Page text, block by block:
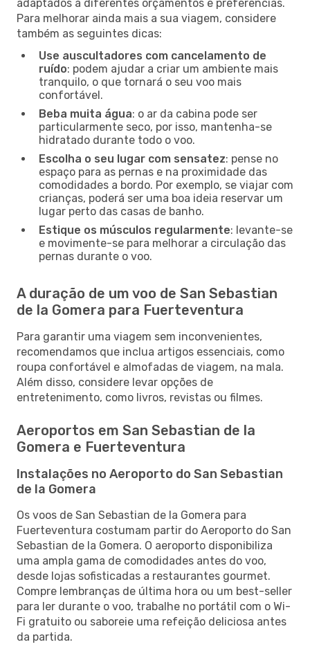
adaptados a diferentes orçamentos e preferências.
Para melhorar ainda mais a sua viagem, considere
também as seguintes dicas:
Use auscultadores com cancelamento de
ruído: podem ajudar a criar um ambiente mais
tranquilo, o que tornará o seu voo mais
confortável.
Beba muita água: o ar da cabina pode ser
particularmente seco, por isso, mantenha-se
hidratado durante todo o voo.
Escolha o seu lugar com sensatez: pense no
espaço para as pernas e na proximidade das
comodidades a bordo. Por exemplo, se viajar com
crianças, poderá ser uma boa ideia reservar um
lugar perto das casas de banho.
Estique os músculos regularmente: levante-se
e movimente-se para melhorar a circulação das
pernas durante o voo.
A duração de um voo de San Sebastian
de la Gomera para Fuerteventura
Para garantir uma viagem sem inconvenientes,
recomendamos que inclua artigos essenciais, como
roupa confortável e almofadas de viagem, na mala.
Além disso, considere levar opções de
entretenimento, como livros, revistas ou filmes.
Aeroportos em San Sebastian de la
Gomera e Fuerteventura
Instalações no Aeroporto do San Sebastian
de la Gomera
Os voos de San Sebastian de la Gomera para
Fuerteventura costumam partir do Aeroporto do San
Sebastian de la Gomera. O aeroporto disponibiliza
uma ampla gama de comodidades antes do voo,
desde lojas sofisticadas a restaurantes gourmet.
Compre lembranças de última hora ou um best-seller
para ler durante o voo, trabalhe no portátil com o Wi-
Fi gratuito ou saboreie uma refeição deliciosa antes
da partida.